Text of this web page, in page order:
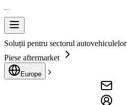
Soluții pentru sectorul autovehiculelor
Piese aftermarket
Europe